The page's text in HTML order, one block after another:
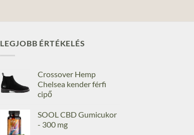
LEGJOBB ÉRTÉKELÉS
Crossover Hemp
Chelsea kender férfi
cipő
SOOL CBD Gumicukor
- 300 mg